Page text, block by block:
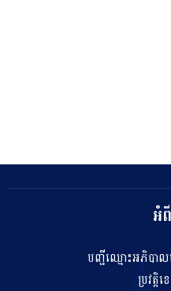
អំ
បញ្ជីឈ្មោះអភិបាល
ប្រវត្តិ